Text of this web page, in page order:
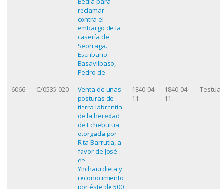
reclamar
contra el
embargo de la
casería de
Seorraga.
Escribano:
Basavilbaso,
Pedro de
6066 C/0535-020
Venta de unas
posturas de
tierra labrantia
de la heredad
de Echeburua
otorgada por
Rita Barrutia, a
favor de José
de
Ynchaurdieta y
reconocimiento
por éste de 500
1840-04-
11
1840-04-
11